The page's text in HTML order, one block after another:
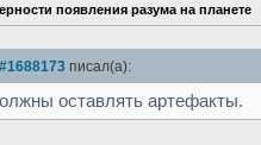
появления разума на планете
писал(а):
оставлять артефакты.